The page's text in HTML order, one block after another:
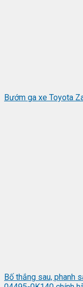
Bướm ga xe Toyota
Bố thắng sau, phanh